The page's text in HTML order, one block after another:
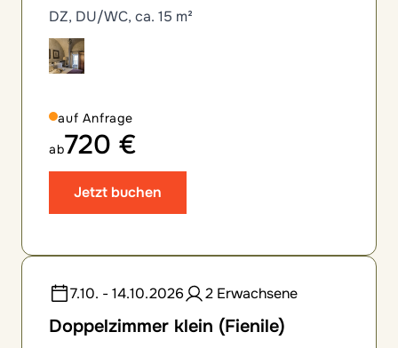
DZ, DU/WC, ca. 15 m²
auf Anfrage
ab720 €
Jetzt buchen
7.10. - 14.10.2026 2 Erwachsene
Doppelzimmer klein (Fienile)